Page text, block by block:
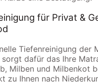
für Privat &
Tiefenreinigung der
dafür das Ihre
Milben und Milbenkot
zu Ihnen nach